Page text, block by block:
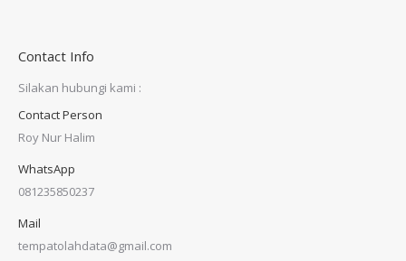
Contact Info
Silakan hubungi kami :
Contact Person
Roy Nur Halim
WhatsApp
081235850237
Mail
tempatolahdata@gmail.com